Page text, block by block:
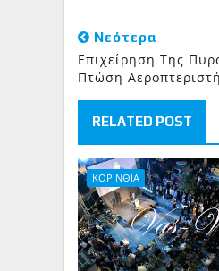
Νεότερα
Επιχείρηση Της
Πτώση Αεροπτεριστή
RELATED POST
ΚΟΡΙΝΘΙΑ